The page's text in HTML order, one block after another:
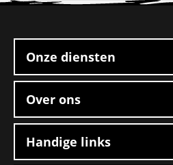
footer
Onze diensten
Over ons
Handige links